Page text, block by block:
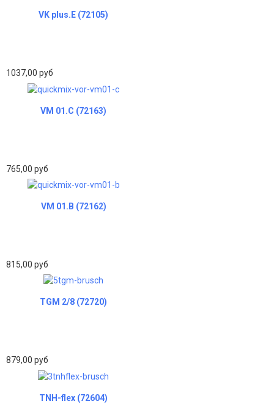
VK plus.E (72105)
1037,00 руб
VM 01.C (72163)
765,00 руб
VM 01.B (72162)
815,00 руб
TGM 2/8 (72720)
879,00 руб
TNH-flex (72604)